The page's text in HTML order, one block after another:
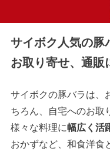
サイボク人気の豚
お取り寄せ、通販
サイボクの豚バラは、
ちろん、自宅へのお取
様々な料理に幅広く活
おかずなど、和食洋食